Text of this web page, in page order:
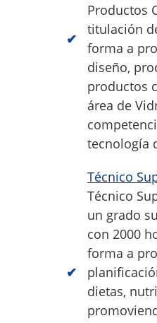
Productos
titulación
forma a
diseño,
productos
área de
tecnología
Técnico
Técnico
un grado
con 2000
forma a
dietas,